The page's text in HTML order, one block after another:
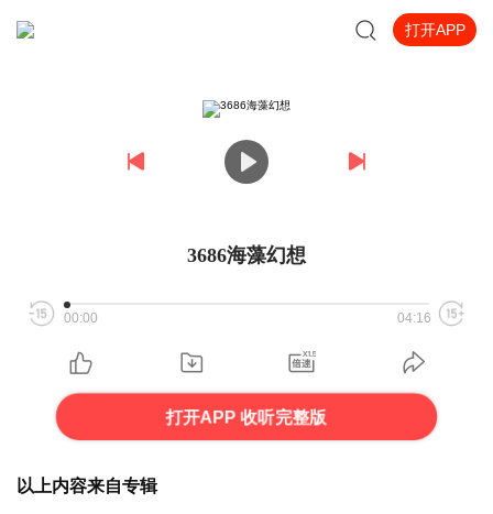
打开APP
3686海藻幻想
00:00 04:16
打开APP 收听完整版
以上内容来自专辑